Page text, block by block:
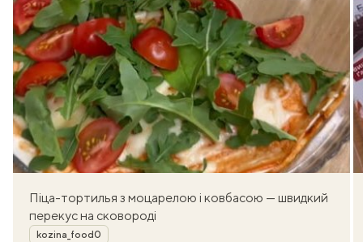
Піца-тортилья з моцарелою і ковбасою — швидкий
перекус на сковороді
Автор
kozina_food0